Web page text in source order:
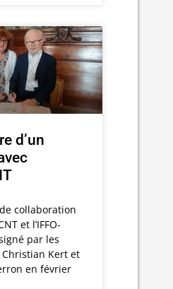
d’un
collaboration
et l’IFFO-
par les
Kert et
en février